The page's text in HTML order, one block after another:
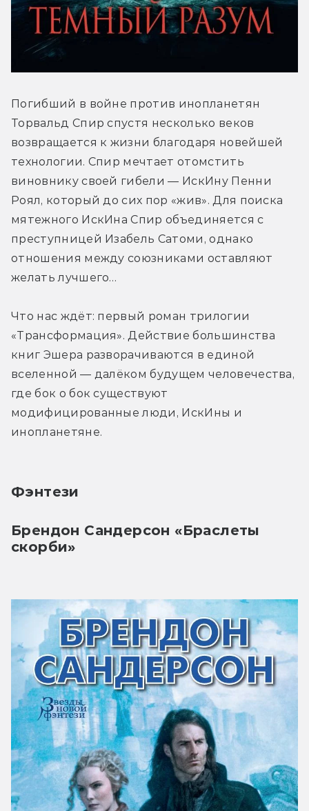
Погибший в войне против инопланетян
Торвальд Спир спустя несколько веков
возвращается к жизни благодаря новейшей
технологии. Спир мечтает отомстить
виновнику своей гибели — ИскИну Пенни
Роял, который до сих пор «жив». Для поиска
мятежного ИскИна Спир объединяется с
преступницей Изабель Сатоми, однако
отношения между союзниками оставляют
желать лучшего…
Что нас ждёт: первый роман трилогии
«Трансформация». Действие большинства
книг Эшера разворачиваются в единой
вселенной — далёком будущем человечества,
где бок о бок существуют
модифицированные люди, ИскИны и
инопланетяне.
Фэнтези
Брендон Сандерсон «Браслеты
скорби»